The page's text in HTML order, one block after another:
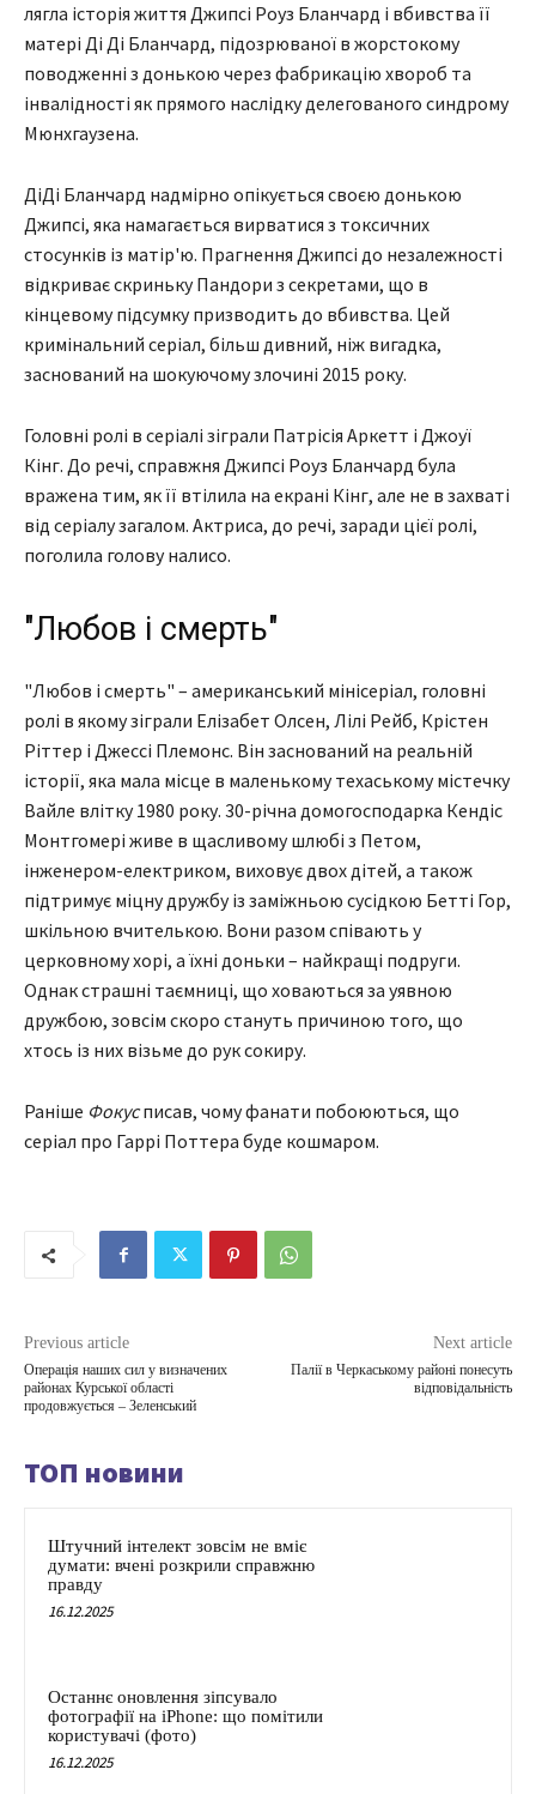
лягла історія життя Джипсі Роуз Бланчард і вбивства її
матері Ді Ді Бланчард, підозрюваної в жорстокому
поводженні з донькою через фабрикацію хвороб та
інвалідності як прямого наслідку делегованого синдрому
Мюнхгаузена.
ДіДі Бланчард надмірно опікується своєю донькою
Джипсі, яка намагається вирватися з токсичних
стосунків із матір'ю. Прагнення Джипсі до незалежності
відкриває скриньку Пандори з секретами, що в
кінцевому підсумку призводить до вбивства. Цей
кримінальний серіал, більш дивний, ніж вигадка,
заснований на шокуючому злочині 2015 року.
Головні ролі в серіалі зіграли Патрісія Аркетт і Джоуї
Кінг. До речі, справжня Джипсі Роуз Бланчард була
вражена тим, як її втілила на екрані Кінг, але не в захваті
від серіалу загалом. Актриса, до речі, заради цієї ролі,
поголила голову налисо.
"Любов і смерть"
"Любов і смерть" – американський мінісеріал, головні
ролі в якому зіграли Елізабет Олсен, Лілі Рейб, Крістен
Ріттер і Джессі Племонс. Він заснований на реальній
історії, яка мала місце в маленькому техаському містечку
Вайле влітку 1980 року. 30-річна домогосподарка Кендіс
Монтгомері живе в щасливому шлюбі з Петом,
інженером-електриком, виховує двох дітей, а також
підтримує міцну дружбу із заміжньою сусідкою Бетті Гор,
шкільною вчителькою. Вони разом співають у
церковному хорі, а їхні доньки – найкращі подруги.
Однак страшні таємниці, що ховаються за уявною
дружбою, зовсім скоро стануть причиною того, що
хтось із них візьме до рук сокиру.
Раніше Фокусписав, чому фанати побоюються, що
серіал про Гаррі Поттера буде кошмаром.
Previous article
Операція наших сил у визначених
районах Курської області
продовжується – Зеленський
Next article
Палії в Черкаському районі понесуть
відповідальність
ТОП новини
Штучний інтелект зовсім не вміє
думати: вчені розкрили справжню
правду
16.12.2025
Останнє оновлення зіпсувало
фотографії на iPhone: що помітили
користувачі (фото)
16.12.2025